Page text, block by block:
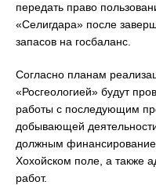
передать право
«Селигдара» после
запасов на госбаланс.
Согласно планам
«Росгеологией» будут
работы с последующим
добывающей
должным
Хохойском поле, а также
работ.